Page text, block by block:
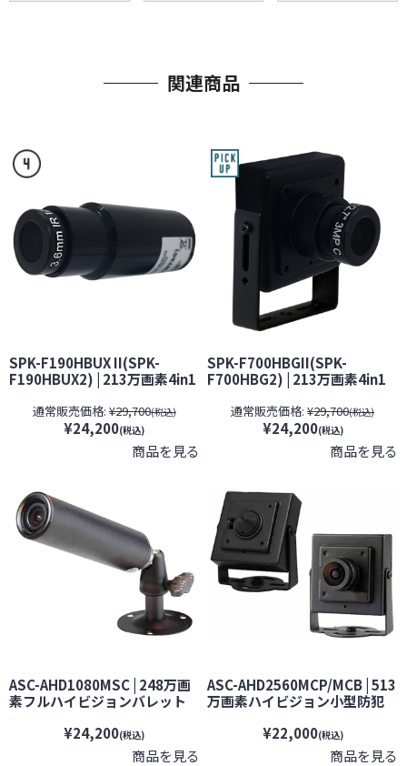
関連商品
SPK-F190HBUX II(SPK-
F190HBUX2) | 213万画素4in1
【SALE】【防犯カメラ】【監
視カメラ】【アナログハイビ
ジョン】【ケイヨーオリジナ
ル】【期間限定】[期間：～
通常販売価格: ¥29,700(税込)
¥24,200(税込)
商品を見る
SPK-F700HBGII(SPK-
F700HBG2) | 213万画素4in1
【防犯カメラ】【監視カメ
ラ】【アナログハイビジョ
ン】【ケイヨーオリジナル】
【期間限定】[期間：～2026年
通常販売価格: ¥29,700(税込)
¥24,200(税込)
商品を見る
ASC-AHD1080MSC | 248万画
素フルハイビジョンバレット
ラ】【セキュリティーカメラ】
【小型カメラ】【屋外設置対
¥24,200(税込)
商品を見る
ASC-AHD2560MCP/MCB | 513
万画素ハイビジョン小型防犯
カメラ】【セキュリティーカメ
¥22,000(税込)
商品を見る